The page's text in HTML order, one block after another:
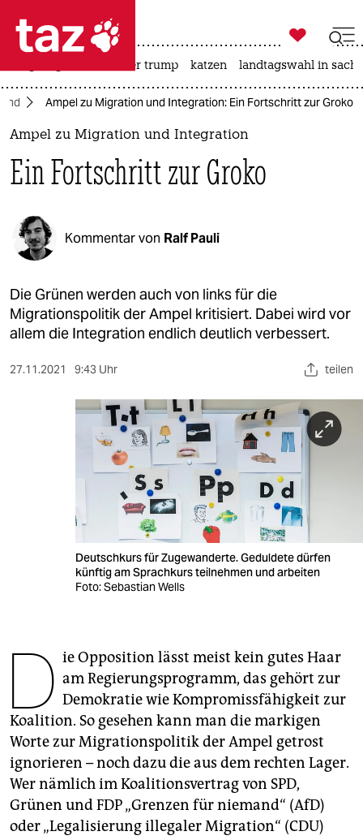
 taz zahl ich
taz zahl ich
themen
politik
öko
gesellschaft
kultur
sport
berlin
genossenschaft
epaper login

taz zahl ich
usa unter trump katzen landtagswahl in
Ampel zu Migration und Integration: Ein Fortschritt zur Groko
Ampel zu Migration und Integration
Ein Fortschritt zur Groko
Kommentar von Ralf Pauli
Die Grünen werden auch von links für die
Migrationspolitik der Ampel kritisiert. Dabei wird vor
allem die Integration endlich deutlich verbessert.
27.11.2021 9:43 Uhr teilen
Deutschkurs für Zugewanderte. Geduldete dürfen
künftig am Sprachkurs teilnehmen und arbeiten
Foto: Sebastian Wells
D ie Opposition lässt meist kein gutes Haar
am Regierungsprogramm, das gehört zur
Demokratie wie Kompromissfähigkeit zur
Koalition. So gesehen kann man die markigen
Worte zur Migrationspolitik der Ampel getrost
ignorieren – noch dazu die aus dem rechten Lager.
Wer nämlich im Koalitionsvertrag von SPD,
Grünen und FDP „Grenzen für niemand“ (AfD)
oder „Legalisierung illegaler Migration“ (CDU)